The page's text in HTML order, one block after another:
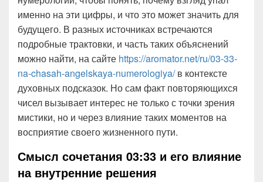
именно на эти цифры, и что это может значить для
будущего. В разных источниках встречаются
подробные трактовки, и часть таких объяснений
можно найти, на сайте https://aromator.net/ru/03-33-
na-chasah-angelskaya-numerologiya/в контексте
духовных подсказок. Но сам факт повторяющихся
чисел вызывает интерес не только с точки зрения
мистики, но и через влияние таких моментов на
восприятие своего жизненного пути.
Смысл сочетания 03:33 и его влияние
на внутренние решения